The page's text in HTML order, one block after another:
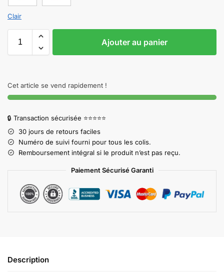
Clair
Ajouter au panier
Cet article se vend rapidement !
🔒 Transaction sécurisée ⭐⭐⭐⭐⭐
30 jours de retours faciles
Numéro de suivi fourni pour tous les colis.
Remboursement intégral si le produit n’est pas reçu.
Paiement Sécurisé Garanti
Description